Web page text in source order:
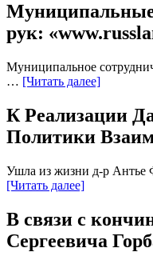
Муниципальные
рук:
Муниципальное
… [Читать далее]
К Реализации
Политики
Ушла из жизни д-р
[Читать далее]
В связи с
Сергеевича